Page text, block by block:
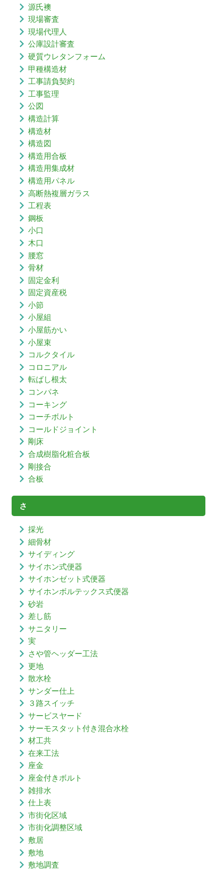
源氏襖
現場審査
現場代理人
公庫設計審査
硬質ウレタンフォーム
甲種構造材
工事請負契約
工事監理
公図
構造計算
構造材
構造図
構造用合板
構造用集成材
構造用パネル
高断熱複層ガラス
工程表
鋼板
小口
木口
腰窓
骨材
固定金利
固定資産税
小節
小屋組
小屋筋かい
小屋束
コルクタイル
コロニアル
転ばし根太
コンパネ
コーキング
コーチボルト
コールドジョイント
剛床
合成樹脂化粧合板
剛接合
合板
さ
採光
細骨材
サイディング
サイホン式便器
サイホンゼット式便器
サイホンボルテックス式便器
砂岩
差し筋
サニタリー
実
さや管ヘッダー工法
更地
散水栓
サンダー仕上
３路スイッチ
サービスヤード
サーモスタット付き混合水栓
材工共
在来工法
座金
座金付きボルト
雑排水
仕上表
市街化区域
市街化調整区域
敷居
敷地
敷地調査